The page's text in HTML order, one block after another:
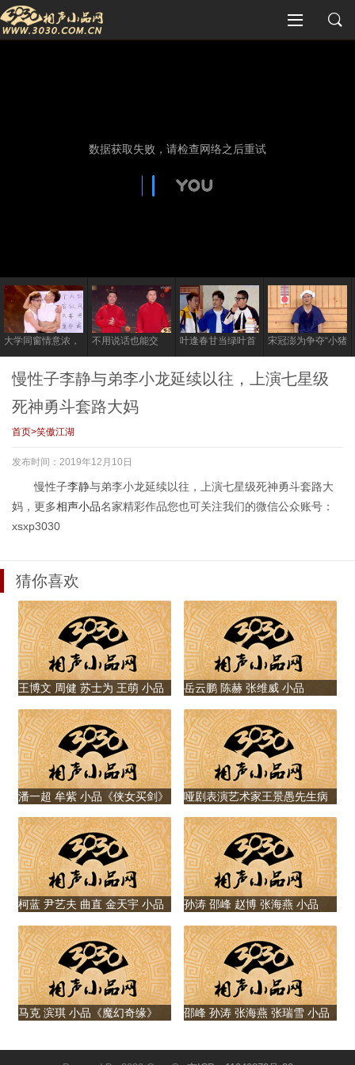
大学同窗情意浓，
好面兄弟花式“要
钱”显尴尬
不用说话也能交
流！改编传统相声
《学哑语》
叶逢春甘当绿叶首
次开口，活宝兄弟
无声庆祝生日笑翻
全场
宋冠澎为争夺“小猪
佩奇”与王金龙手智
斗勇，桑拿房里吹
唢呐吹晕自己
艺时长大的日子，
龄龙少年未来可
期，一曲说唱掌声
满堂
以往风格，爆笑演
绎没头脑站岗气疯
战友
贼，现场出现大恐
龙吓坏众人
里，成林手指绝活
转电视全场叫好
只为追老李太太，
泪下
舅关系
你拍手叫绝
和老鼠及街霸引共
鸣
张京 赵晨东这对幕
后CP，演绎经理
职信带来的精彩博
林涛古灵精怪坑惨
队长，三兄弟上演
为让女友高兴李小
龙卖萌搞笑学爆笑
裁缝老爸给儿女起
名真奇葩，刘涛郭
一家人
慢性子李静与弟李小龙延续以往，上演七星级
死神勇斗套路大妈
首页>笑傲江湖
发布时间：2019年12月10日
慢性子李静与弟李小龙延续以往，上演七星级死神勇斗套路大
妈，更多相声小品名家精彩作品您也可关注我们的微信公众账号：
xsxp3030
猜你喜欢
王博文 周健 苏士为 王萌 小品
岳云鹏 陈赫 张维威 小品
潘一超 牟紫 小品《侠女买剑》
哑剧表演艺术家王景愚先生病
柯蓝 尹艺夫 曲直 金天宇 小品
孙涛 邵峰 赵博 张海燕 小品
马克 滨琪 小品《魔幻奇缘》
邵峰 孙涛 张海燕 张瑞雪 小品